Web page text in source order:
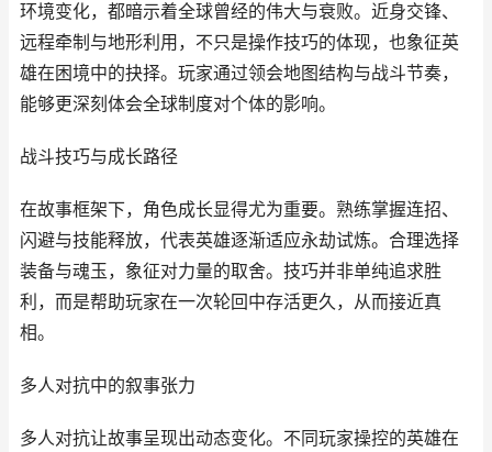
环境变化，都暗示着全球曾经的伟大与衰败。近身交锋、
远程牵制与地形利用，不只是操作技巧的体现，也象征英
雄在困境中的抉择。玩家通过领会地图结构与战斗节奏，
能够更深刻体会全球制度对个体的影响。
战斗技巧与成长路径
在故事框架下，角色成长显得尤为重要。熟练掌握连招、
闪避与技能释放，代表英雄逐渐适应永劫试炼。合理选择
装备与魂玉，象征对力量的取舍。技巧并非单纯追求胜
利，而是帮助玩家在一次轮回中存活更久，从而接近真
相。
多人对抗中的叙事张力
多人对抗让故事呈现出动态变化。不同玩家操控的英雄在